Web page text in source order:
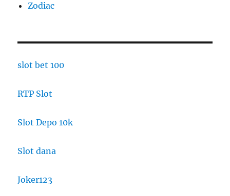
Zodiac
slot bet 100
RTP Slot
Slot Depo 10k
Slot dana
Joker123